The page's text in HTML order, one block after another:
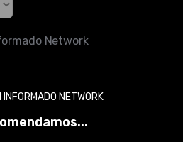
Network
NETWORK